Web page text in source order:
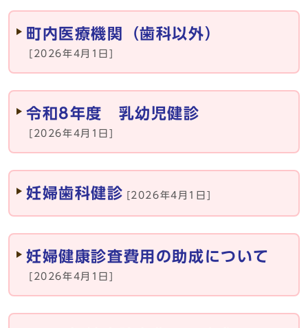
町内医療機関（歯科以外）
[2026年4月1日]
令和8年度 乳幼児健診
[2026年4月1日]
妊婦歯科健診 [2026年4月1日]
妊婦健康診査費用の助成について
[2026年4月1日]